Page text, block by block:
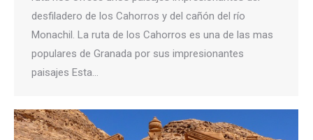
desfiladero de los Cahorros y del cañón del río
Monachil. La ruta de los Cahorros es una de las mas
populares de Granada por sus impresionantes
paisajes Esta…